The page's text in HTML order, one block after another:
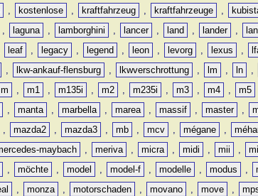
, kostenlose , kraftfahrzeug , kraftfahrzeuge ,
, laguna , lamborghini , lancer , land , lander ,
leaf , legacy , legend , leon , levorg , lexus ,
, lkw-ankauf-flensburg , lkwverschrottung , lm , ln ,
m , m1 , m135i , m2 , m235i , m3 , m4 , m5
, manta , marbella , marea , massif , master ,
, mazda2 , mazda3 , mb , mcv , mégane ,
maybach , meriva , micra , midi , mii ,
, möchte , model , model-f , modelle , modus ,
, monza , motorschaden , movano , move ,